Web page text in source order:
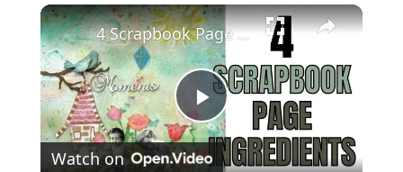
l
a
y
×
P
4 Scrapbook Page Ingredients
Watch on